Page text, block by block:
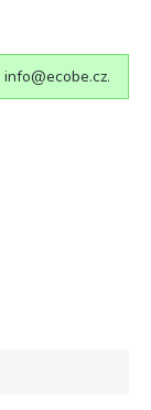
info@ecobe.cz.